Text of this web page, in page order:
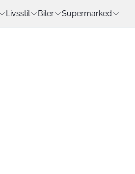
Livsstil Biler Supermarked